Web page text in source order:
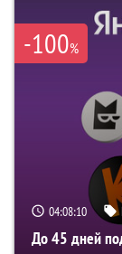
-100%
04:08:09
До 45 дней